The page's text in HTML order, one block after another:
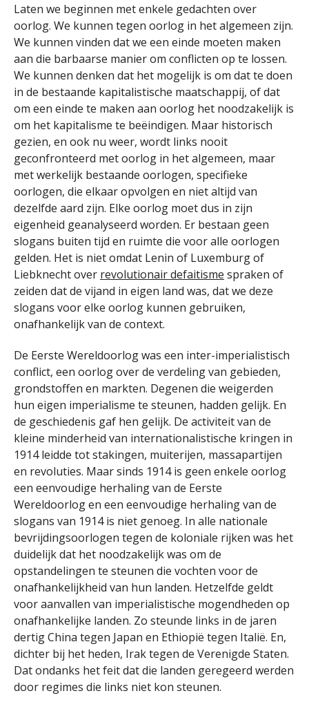
Laten we beginnen met enkele gedachten over
oorlog. We kunnen tegen oorlog in het algemeen zijn.
We kunnen vinden dat we een einde moeten maken
aan die barbaarse manier om conflicten op te lossen.
We kunnen denken dat het mogelijk is om dat te doen
in de bestaande kapitalistische maatschappij, of dat
om een einde te maken aan oorlog het noodzakelijk is
om het kapitalisme te beëindigen. Maar historisch
gezien, en ook nu weer, wordt links nooit
geconfronteerd met oorlog in het algemeen, maar
met werkelijk bestaande oorlogen, specifieke
oorlogen, die elkaar opvolgen en niet altijd van
dezelfde aard zijn. Elke oorlog moet dus in zijn
eigenheid geanalyseerd worden. Er bestaan geen
slogans buiten tijd en ruimte die voor alle oorlogen
gelden. Het is niet omdat Lenin of Luxemburg of
Liebknecht over revolutionair defaitisme spraken of
zeiden dat de vijand in eigen land was, dat we deze
slogans voor elke oorlog kunnen gebruiken,
onafhankelijk van de context.
De Eerste Wereldoorlog was een inter-imperialistisch
conflict, een oorlog over de verdeling van gebieden,
grondstoffen en markten. Degenen die weigerden
hun eigen imperialisme te steunen, hadden gelijk. En
de geschiedenis gaf hen gelijk. De activiteit van de
kleine minderheid van internationalistische kringen in
1914 leidde tot stakingen, muiterijen, massapartijen
en revoluties. Maar sinds 1914 is geen enkele oorlog
een eenvoudige herhaling van de Eerste
Wereldoorlog en een eenvoudige herhaling van de
slogans van 1914 is niet genoeg. In alle nationale
bevrijdingsoorlogen tegen de koloniale rijken was het
duidelijk dat het noodzakelijk was om de
opstandelingen te steunen die vochten voor de
onafhankelijkheid van hun landen. Hetzelfde geldt
voor aanvallen van imperialistische mogendheden op
onafhankelijke landen. Zo steunde links in de jaren
dertig China tegen Japan en Ethiopië tegen Italië. En,
dichter bij het heden, Irak tegen de Verenigde Staten.
Dat ondanks het feit dat die landen geregeerd werden
door regimes die links niet kon steunen.